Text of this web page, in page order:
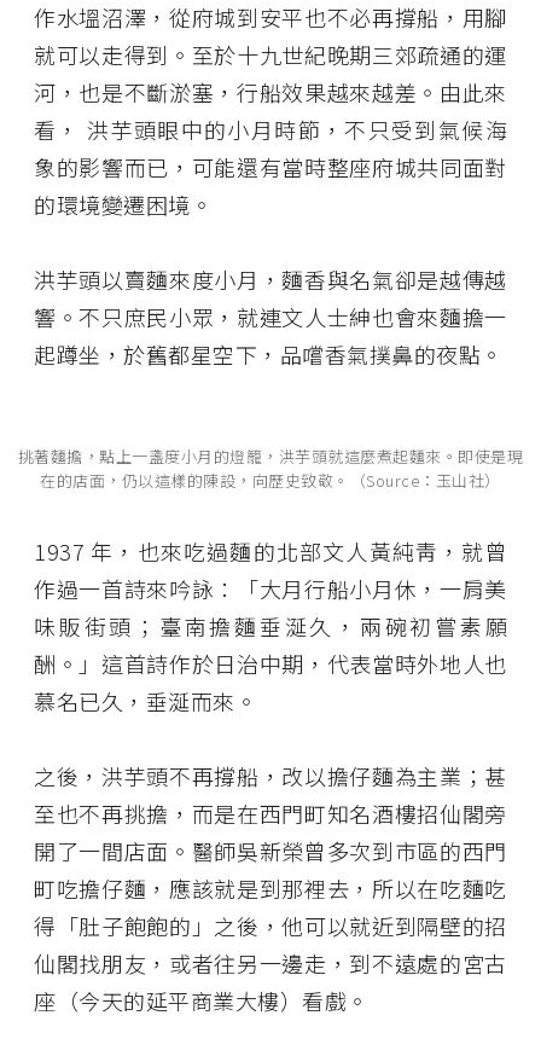
作水塭沼澤，從府城到安平也不必再撐船，用腳
就可以走得到。至於十九世紀晚期三郊疏通的運
河，也是不斷淤塞，行船效果越來越差。由此來
看， 洪芋頭眼中的小月時節，不只受到氣候海
象的影響而已，可能還有當時整座府城共同面對
的環境變遷困境。
洪芋頭以賣麵來度小月，麵香與名氣卻是越傳越
響。不只庶民小眾，就連文人士紳也會來麵擔一
起蹲坐，於舊都星空下，品嚐香氣撲鼻的夜點。
挑著麵擔，點上一盞度小月的燈籠，洪芋頭就這麼煮起麵來。即使是現
在的店面，仍以這樣的陳設，向歷史致敬。（Source：玉山社）
1937 年，也來吃過麵的北部文人黃純靑，就曾
作過一首詩來吟詠：「大月行船小月休，一肩美
味販街頭；臺南擔麵垂涎久，兩碗初嘗素願
酬。」這首詩作於日治中期，代表當時外地人也
慕名已久，垂涎而來。
之後，洪芋頭不再撐船，改以擔仔麵為主業；甚
至也不再挑擔，而是在西門町知名酒樓招仙閣旁
開了一間店面。醫師吳新榮曾多次到市區的西門
町吃擔仔麵，應該就是到那裡去，所以在吃麵吃
得「肚子飽飽的」之後，他可以就近到隔壁的招
仙閣找朋友，或者往另一邊走，到不遠處的宮古
座（今天的延平商業大樓）看戲。